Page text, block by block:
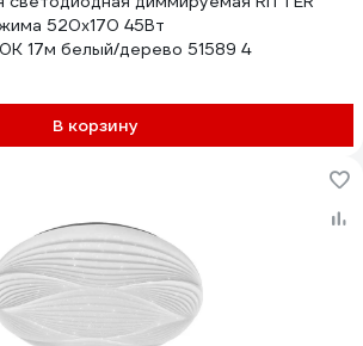
520x170 45Вт
17м белый/дерево 51589 4
В корзину